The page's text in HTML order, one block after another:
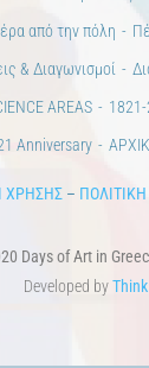
από την πόλη
& Διαγωνισμοί
AREAS
Anniversary
ΧΡΗΣΗΣ–
Days of Art in
Developed by